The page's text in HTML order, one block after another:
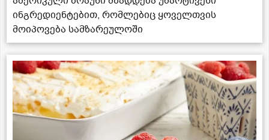
ინგრედიენტებით, რომლებიც ყოველთვის
მოიპოვება სამზარეულოში